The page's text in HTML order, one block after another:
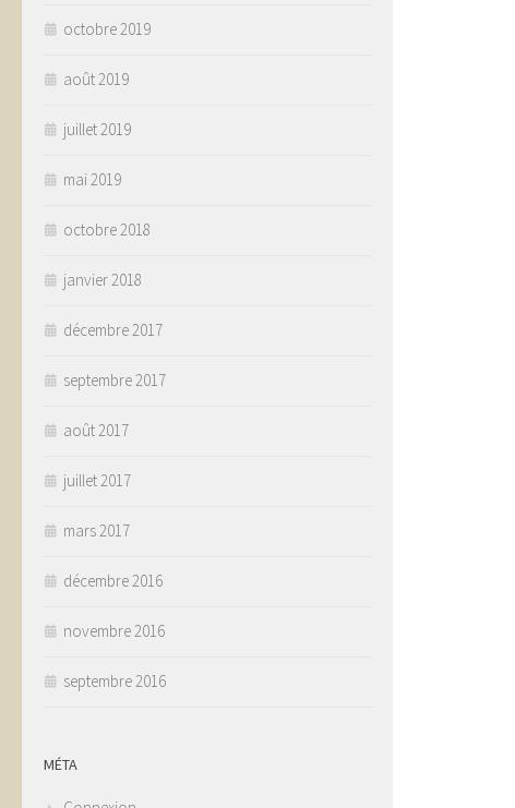
octobre 2019
août 2019
juillet 2019
mai 2019
octobre 2018
janvier 2018
décembre 2017
septembre 2017
août 2017
juillet 2017
mars 2017
décembre 2016
novembre 2016
septembre 2016
MÉTA